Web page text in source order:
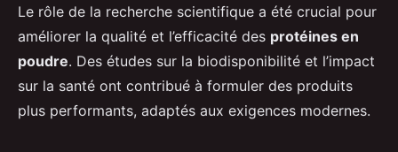
Le rôle de la recherche scientifique a été crucial pour
améliorer la qualité et l’efficacité des protéines en
poudre. Des études sur la biodisponibilité et l’impact
sur la santé ont contribué à formuler des produits
plus performants, adaptés aux exigences modernes.